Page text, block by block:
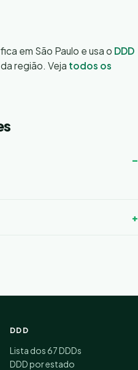
em São Paulo e usa o DDD
região. Veja todos os
DDD
Lista dos 67 DDDs
DDD por estado